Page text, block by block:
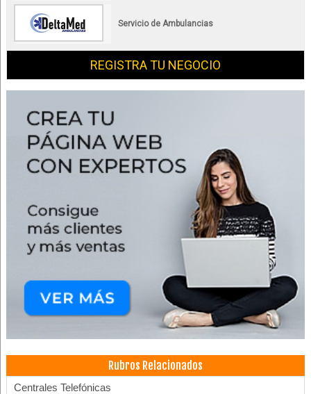
Servicio de Ambulancias
REGISTRA TU NEGOCIO
Rubros Relacionados
Centrales Telefónicas